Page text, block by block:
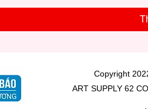
Copyright
ART SUPPLY 62